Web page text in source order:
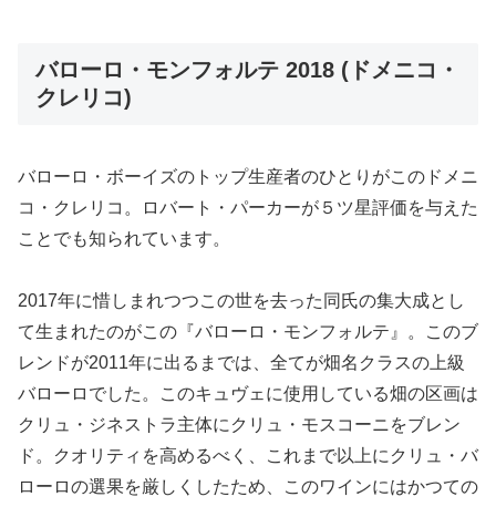
バローロ・モンフォルテ 2018 (ドメニコ・
クレリコ)
バローロ・ボーイズのトップ生産者のひとりがこのドメニ
コ・クレリコ。ロバート・パーカーが５ツ星評価を与えた
ことでも知られています。
2017年に惜しまれつつこの世を去った同氏の集大成とし
て生まれたのがこの『バローロ・モンフォルテ』。このブ
レンドが2011年に出るまでは、全てが畑名クラスの上級
バローロでした。このキュヴェに使用している畑の区画は
クリュ・ジネストラ主体にクリュ・モスコーニをブレン
ド。クオリティを高めるべく、これまで以上にクリュ・バ
ローロの選果を厳しくしたため、このワインにはかつての